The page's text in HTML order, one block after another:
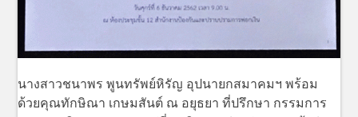
นางสาวชนาพร พูนทรัพย์หิรัญ อุปนายกสมาคมฯ พร้อม
ด้วยคุณทักษิณา เกษมสันต์ ณ อยุธยา ที่ปรึกษา กรรมการ